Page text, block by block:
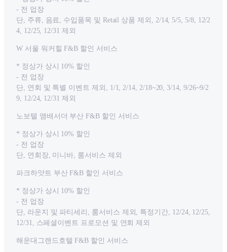
- 전 업장
단, 주류, 음료, 수입품목 및 Retail 상품 제외, 2/14, 5/5, 5/8, 12/2
4, 12/25, 12/31 제외
W 서울 워커힐 F&B 할인 서비스
* 정상가 상시 10% 할인
- 전 업장
단, 연회 및 특별 이벤트 제외, 1/1, 2/14, 2/18~20, 3/14, 9/26~9/2
9, 12/24, 12/31 제외
노보텔 앰배서더 부산 F&B 할인 서비스
* 정상가 상시 10% 할인
- 전 업장
단, 연회장, 미니바, 룸서비스 제외
파크하얏트 부산 F&B 할인 서비스
* 정상가 상시 10% 할인
- 전 업장
단, 라운지 및 파티세리, 룸서비스 제외, 특정기간, 12/24, 12/25,
12/31, 스페셜이벤트 프로모션 및 연회 제외
해운대그랜드호텔 F&B 할인 서비스